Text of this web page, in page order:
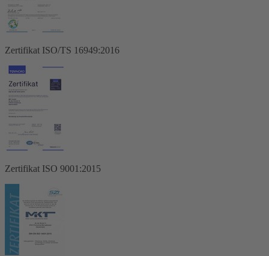
Zertifikat ISO/TS 16949:2016
Zertifikat ISO 9001:2015